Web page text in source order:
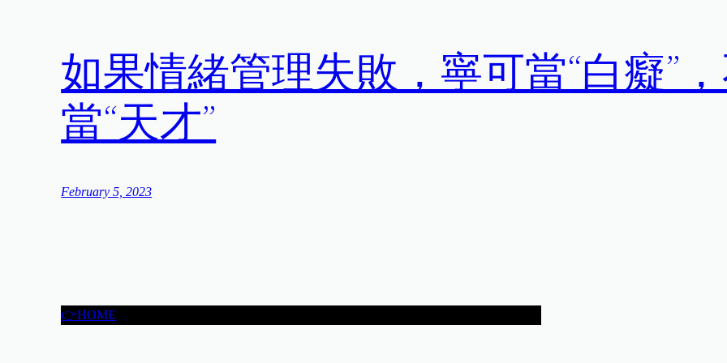
如果情緒管理失敗，寧可當“白癡”
當“天才”
February 5, 2023
👉HOME